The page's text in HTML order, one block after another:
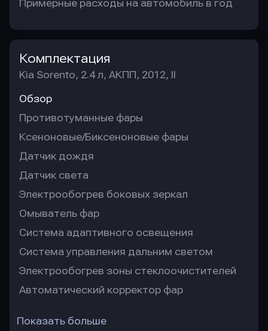
Примерные расходы на автомобиль в год
Комплектация
Kia Sorento, 2.4 л, АКПП, 2012, II
Обзор
Противотуманные фары
Ксеноновые/Биксеноновые фары
Датчик дождя
Датчик света
Электрообогрев боковых зеркал
Омыватель фар
Система адаптивного освещения
Система управления дальним светом
Электрообогрев зоны стеклоочистителей
Автоматический корректор фар
Показать больше